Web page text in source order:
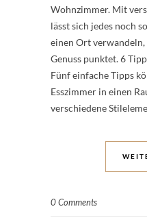
Wohnzimmer. Mit
lässt sich jedes noch
einen Ort
Genuss punktet. 6
Fünf einfache Tipps
Esszimmer in einen
verschiedene
0 Comments